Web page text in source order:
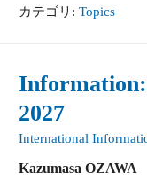
カテゴリ: Topics
Information:
2027
International
Kazumasa OZAWA